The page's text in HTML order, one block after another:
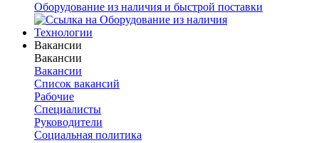
Оборудование из наличия и быстрой поставки
Технологии
Вакансии
Вакансии
Вакансии
Список вакансий
Рабочие
Специалисты
Руководители
Cоциальная политика